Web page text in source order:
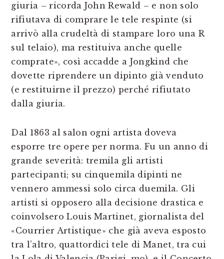
giuria – ricorda John Rewald – e non solo
rifiutava di comprare le tele respinte (si
arrivò alla crudeltà di stampare loro una R
sul telaio), ma restituiva anche quelle
comprate», così accadde a Jongkind che
dovette riprendere un dipinto già venduto
(e restituirne il prezzo) perché rifiutato
dalla giuria.
Dal 1863 al salon ogni artista doveva
esporre tre opere per norma. Fu un anno di
grande severità: tremila gli artisti
partecipanti; su cinquemila dipinti ne
vennero ammessi solo circa duemila. Gli
artisti si opposero alla decisione drastica e
coinvolsero Louis Martinet, giornalista del
«Courrier Artistique» che già aveva esposto
tra l’altro, quattordici tele di Manet, tra cui